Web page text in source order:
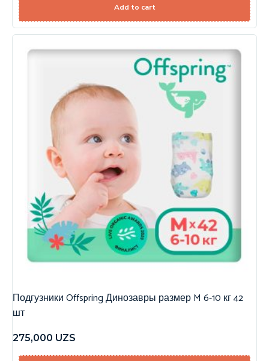
Add to cart
Подгузники Offspring Динозавры размер M 6-10 кг 42
шт
275,000 UZS